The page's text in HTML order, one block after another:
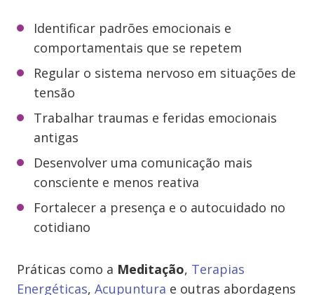
Identificar padrões emocionais e
comportamentais que se repetem
Regular o sistema nervoso em situações de
tensão
Trabalhar traumas e feridas emocionais
antigas
Desenvolver uma comunicação mais
consciente e menos reativa
Fortalecer a presença e o autocuidado no
cotidiano
Práticas como a Meditação, Terapias
Energéticas, Acupuntura e outras abordagens